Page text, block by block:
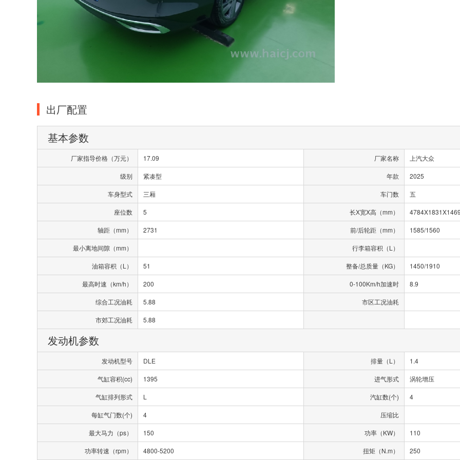
出厂配置
基本参数
厂家指导价格（万元） 17.09 厂家名称 上汽大众
级别 紧凑型 年款 2025
车身型式 三厢 车门数 五
座位数 5 长X宽X高（mm）
轴距（mm） 2731 前/后轮距（mm） 1585/1560
最小离地间隙（mm） 行李箱容积（L）
油箱容积（L） 51 整备/总质量（KG） 1450/1910
最高时速（km/h） 200 0-100Km/h加速时 8.9
综合工况油耗 5.88 市区工况油耗
市郊工况油耗 5.88
发动机参数
发动机型号 DLE 排量（L） 1.4
气缸容积(cc) 1395 进气形式 涡轮增压
气缸排列形式 L 汽缸数(个) 4
每缸气门数(个) 4 压缩比
最大马力（ps） 150 功率（KW） 110
功率转速（rpm） 4800-5200 扭矩（N.m） 250